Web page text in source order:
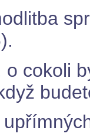
o cokoli